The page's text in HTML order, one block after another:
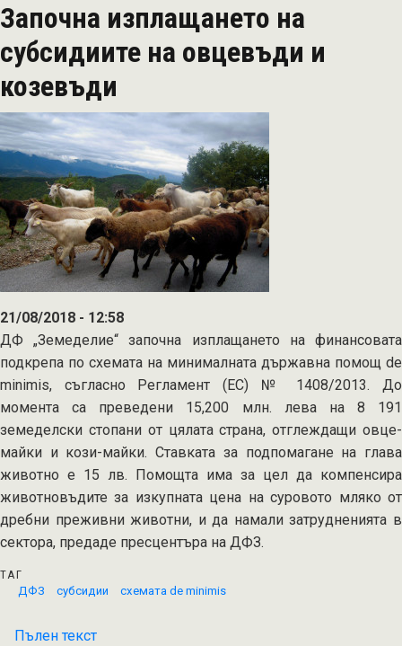
от
(28
юни)
схемата
de
minimis
Започна изплащането на
субсидиите на овцевъди и
козевъди
21/08/2018 - 12:58
ДФ „Земеделие“ започна изплащането на финансовата
подкрепа по схемата на минималната държавна помощ de
minimis, съгласно Регламент (ЕС) № 1408/2013. До
момента са преведени 15,200 млн. лева на 8 191
земеделски стопани от цялата страна, отглеждащи овце-
майки и кози-майки. Ставката за подпомагане на глава
животно е 15 лв. Помощта има за цел да компенсира
животновъдите за изкупната цена на суровото мляко от
дребни преживни животни, и да намали затрудненията в
сектора, предаде пресцентъра на ДФЗ.
ТАГ
ДФЗ
субсидии схемата de minimis
Пълен текст